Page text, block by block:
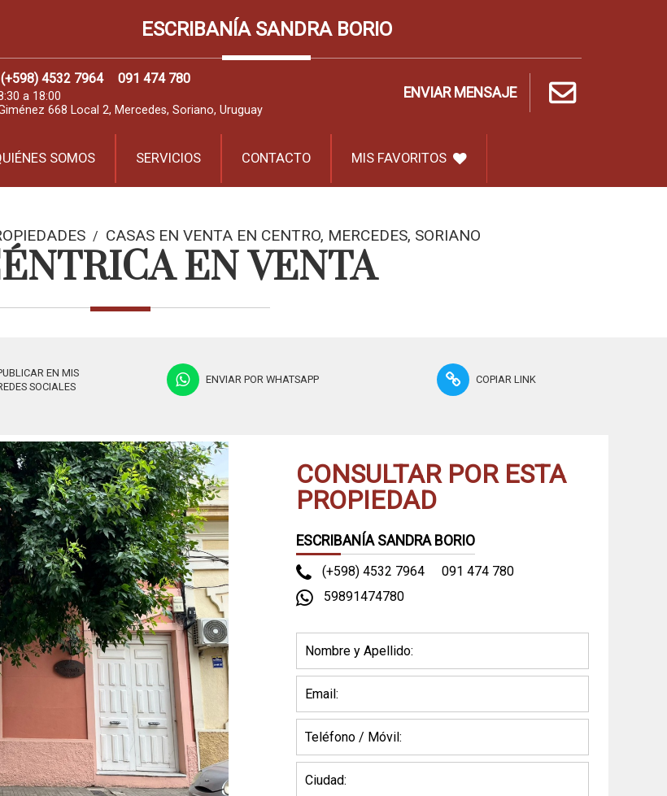
ESCRIBANÍA SANDRA BORIO
(+598) 4532 7964 091 474 780
a 18:00
668 Local 2, Mercedes, Soriano, Uruguay
ENVIAR MENSAJE
SOMOS SERVICIOS CONTACTO MIS FAVORITOS
/ CASAS EN VENTA EN CENTRO, MERCEDES, SORIANO
EN VENTA
EN MIS
SOCIALES
ENVIAR POR WHATSAPP COPIAR LINK
CONSULTAR POR ESTA
PROPIEDAD
ESCRIBANÍA SANDRA BORIO
(+598) 4532 7964
091 474 780
59891474780